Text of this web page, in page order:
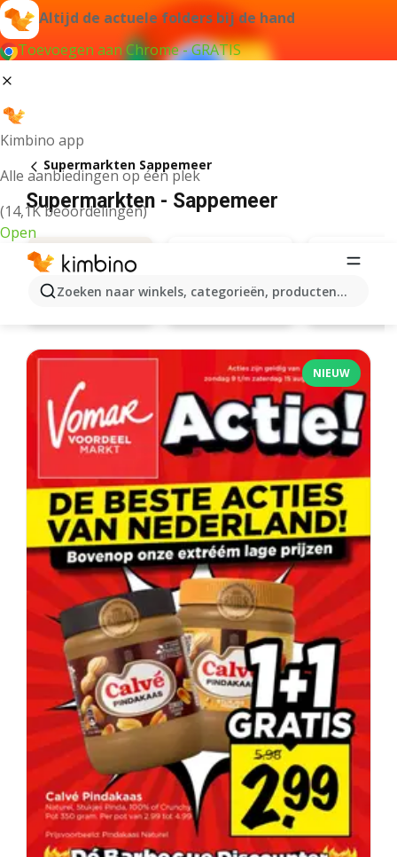
Altijd de actuele folders bij de hand
Toevoegen aan Chrome - GRATIS
Kimbino app
Alle aanbiedingen op één plek
(14,1K beoordelingen)
Open
Zoeken naar winkels, categorieën, producten...
Supermarkten Sappemeer
Supermarkten - Sappemeer
Lidl
NIEUW